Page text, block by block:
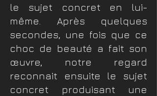
le sujet concret en lui-
même. Après quelques
secondes, une fois que ce
choc de beauté a fait son
œuvre, notre regard
reconnait ensuite le sujet
concret produisant une